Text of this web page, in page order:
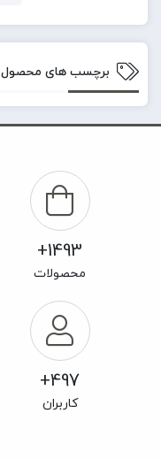
برچسب های محصول
1493+
محصولات
497+
کاربران